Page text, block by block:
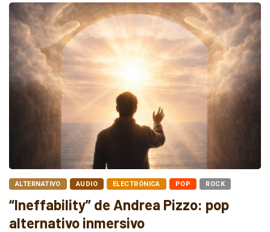
ALTERNATIVO AUDIO ELECTRÓNICA POP ROCK
“Ineffability” de Andrea Pizzo: pop
alternativo inmersivo